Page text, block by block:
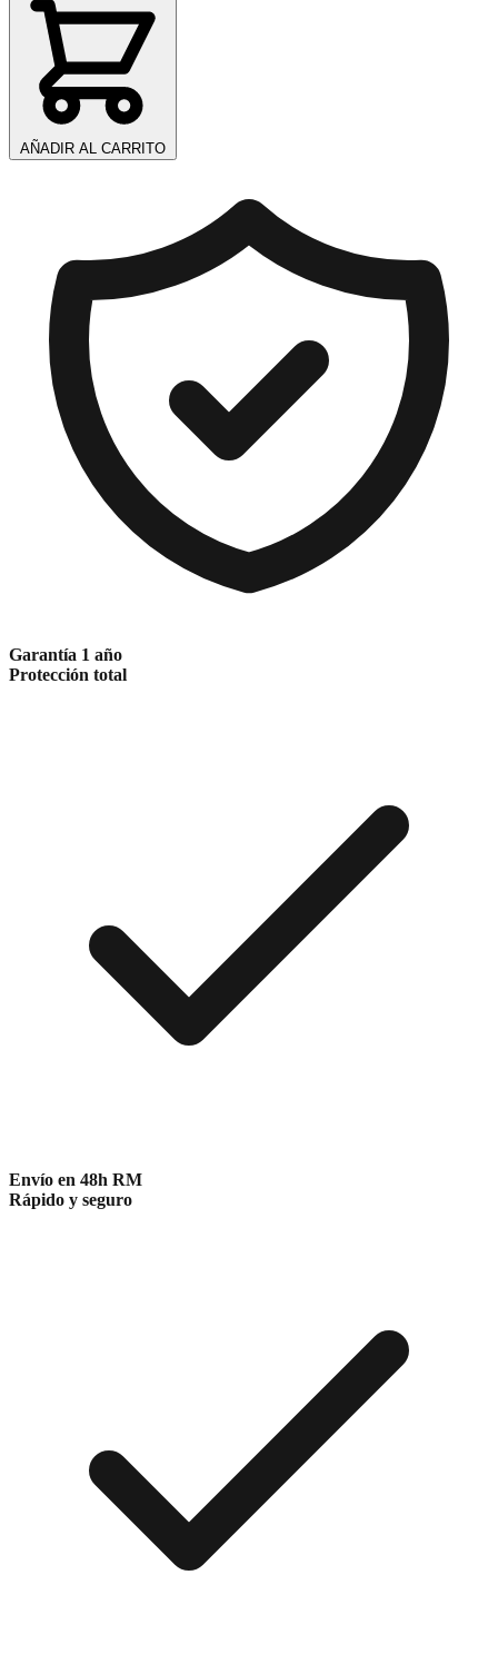
AÑADIR AL CARRITO
Garantía 1 año
Protección total
Envío en 48h RM
Rápido y seguro